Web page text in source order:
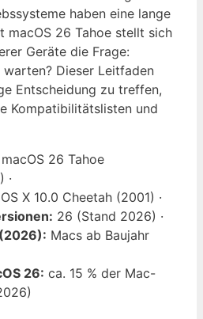
haben eine lange
macOS 26 Tahoe stellt sich
Geräte die Frage:
Dieser Leitfaden
Entscheidung zu treffen,
Kompatibilitätslisten und
macOS 26 Tahoe
·
X 10.0 Cheetah (2001) ·
26 (Stand 2026) ·
Macs ab Baujahr
26: ca. 15 % der Mac-